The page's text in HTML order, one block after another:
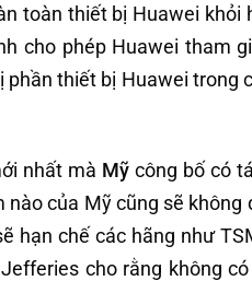
toàn thiết bị Huawei
cho phép Huawei tham
thiết bị Huawei trong
nhất mà Mỹ công bố có
nào của Mỹ cũng sẽ
hạn chế các hãng như
cho rằng không